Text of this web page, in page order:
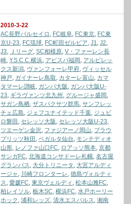
2010-3-22
AC長野パルセイロ
FC岐阜 FC東京 FC東
京U-23 FC琉球 FC町田ゼルビア ,J1 ,J2
J3
Ｊリーグ ,SC相模原 ,V・ファーレン長
崎 ,Y.S.C.C.横浜 アビスパ福岡 アルビレッ
クス新潟 ヴァンフォーレ甲府 ヴィッセル
神戸 ガイナーレ鳥取 カターレ富山 カマ
タマーレ讃岐 ガンバ大阪 ガンバ大阪U-
23 ギラヴァンツ北九州 グルージャ盛岡
サガン鳥栖 ,ザスパクサツ群馬 ,サンフレッ
チェ広島 ジェフユナイテッド千葉 ジュビ
ロ磐田
セレッソ大阪 セレッソ大阪U-23
ツエーゲン金沢 ファジアーノ岡山 ブラウ
ブリッツ秋田 ,ベガルタ仙台 モンテディオ
山形 レノファ山口FC ロアッソ熊本 ,京都
サンガFC ,北海道コンサドーレ札幌 ,名古屋
グランパス
大分トリニータ
大宮アルディ
ージャ
川崎フロンターレ ,徳島ヴォルティ
ス ,愛媛FC ,東京ヴェルディ ,松本山雅FC
柏レイソル ,栃木SC ,横浜FC ,水戸ホーリー
ホック ,浦和レッズ ,清水エスパルス ,湘南